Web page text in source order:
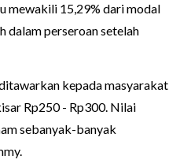
mewakili 15,29% dari modal
dalam perseroan setelah
kepada masyarakat
Rp250 - Rp300. Nilai
sebanyak-banyak